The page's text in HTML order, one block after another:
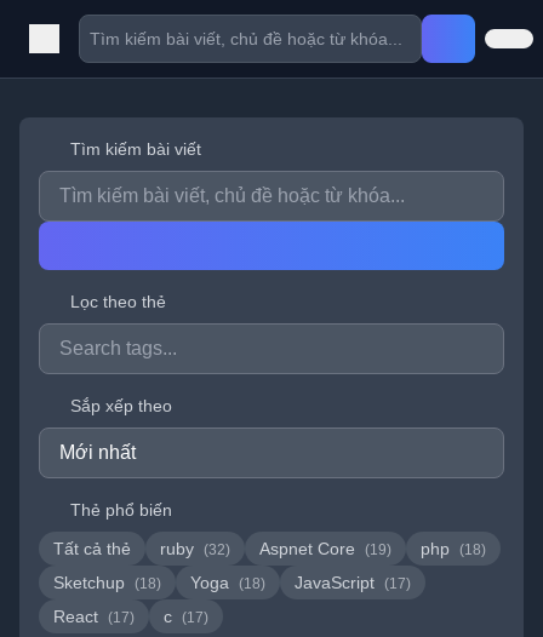
Tìm kiếm bài viết
Lọc theo thẻ
Sắp xếp theo
Thẻ phổ biến
Tất cả thẻ
ruby (32) Aspnet Core (19) php (18)
Sketchup (18) Yoga (18) JavaScript (17)
React (17) c (17)